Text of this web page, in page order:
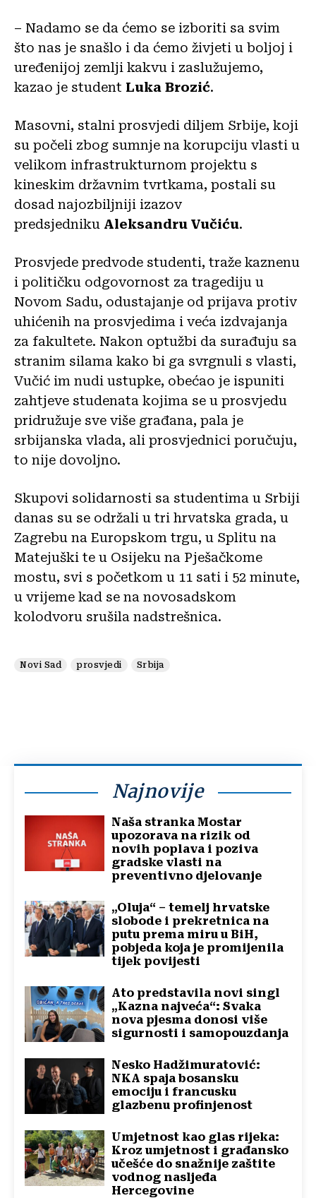
– Nadamo se da ćemo se izboriti sa svim
što nas je snašlo i da ćemo živjeti u boljoj i
uređenijoj zemlji kakvu i zaslužujemo,
kazao je student Luka Brozić.
Masovni, stalni prosvjedi diljem Srbije, koji
su počeli zbog sumnje na korupciju vlasti u
velikom infrastrukturnom projektu s
kineskim državnim tvrtkama, postali su
dosad najozbiljniji izazov
predsjedniku Aleksandru Vučiću.
Prosvjede predvode studenti, traže kaznenu
i političku odgovornost za tragediju u
Novom Sadu, odustajanje od prijava protiv
uhićenih na prosvjedima i veća izdvajanja
za fakultete. Nakon optužbi da surađuju sa
stranim silama kako bi ga svrgnuli s vlasti,
Vučić im nudi ustupke, obećao je ispuniti
zahtjeve studenata kojima se u prosvjedu
pridružuje sve više građana, pala je
srbijanska vlada, ali prosvjednici poručuju,
to nije dovoljno.
Skupovi solidarnosti sa studentima u Srbiji
danas su se održali u tri hrvatska grada, u
Zagrebu na Europskom trgu, u Splitu na
Matejuški te u Osijeku na Pješačkome
mostu, svi s početkom u 11 sati i 52 minute,
u vrijeme kad se na novosadskom
kolodvoru srušila nadstrešnica.
Novi Sad prosvjedi Srbija
Najnovije
Naša stranka Mostar
upozorava na rizik od
novih poplava i poziva
gradske vlasti na
preventivno djelovanje
„Oluja“ – temelj hrvatske
slobode i prekretnica na
putu prema miru u BiH,
pobjeda koja je promijenila
tijek povijesti
Ato predstavila novi singl
„Kazna najveća“: Svaka
nova pjesma donosi više
sigurnosti i samopouzdanja
Nesko Hadžimuratović:
NKA spaja bosansku
emociju i francusku
glazbenu profinjenost
Umjetnost kao glas rijeka:
Kroz umjetnost i građansko
učešće do snažnije zaštite
vodnog nasljeđa
Hercegovine